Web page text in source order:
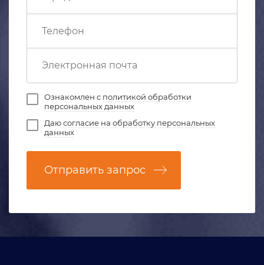
Ознакомлен с политикой обработки
персональных данных
Даюсогласие на обработку персональных
данных
Отправить запрос